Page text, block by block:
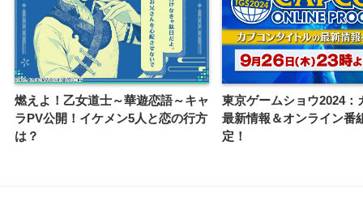
燃えよ！乙女道士～華遊恋語～キャ
ラPV公開！イケメン5人と恋の行方
は？
東京ゲームショウ2024：
最新情報＆オンライン番
定！